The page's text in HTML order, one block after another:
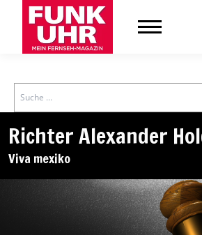
Search
Richter Alexander
Viva mexiko